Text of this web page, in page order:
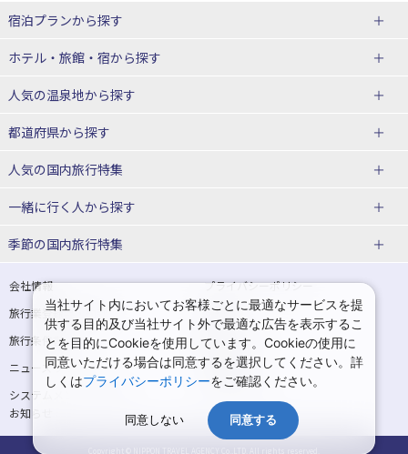
宿泊プランから探す
北海道
東北
青森県
宮城県
山形県
関東
埼玉県 千葉県
茨城県 栃木県
北陸
ホテル・旅館・宿から探す
北海道ホテル・旅館
青森県ホテル・旅館
宮城県ホテル・旅館
山形県ホテル・旅館
東京都ホテル・旅館 神奈川県ホテル・旅館
埼玉県ホテル・旅館 千葉県ホテル・旅館
茨城県ホテル・旅館 栃木県ホテル・旅館
群馬県ホテル・旅館
人気の温泉地から探す
北海道
湯の川温泉(北海道)
十勝川温泉(北海道)
洞爺湖温泉(北海道)
層雲峡温泉(北海道) 知床温泉(北海道)
東北
花巻温泉(岩手) 蔵王温泉(山形)
かみのやま温泉(山形) 鳴子温泉(宮城)
秋保温泉(宮城) 飯坂温泉(福島)
都道府県から探す
北海道旅行・ツアー
東北
青森旅行・ツアー 岩手旅行・ツアー
宮城旅行・ツアー 秋田旅行・ツアー
山形旅行・ツアー 福島旅行・ツアー
東京旅行・ツアー 神奈川旅行・ツアー
人気の国内旅行特集
東京ディズニーリゾート®への旅
ユニバーサル・スタジオ・ジャパ
一緒に行く人から探す
一人旅 国内版
カップル・夫婦旅行 国内版 女子旅 国内版
卒業旅行・学生旅行 国内版
季節の国内旅行特集
桜・お花見特集
ゴールデンウィーク（GW）の国内
旅行
夏休み・お盆の国内旅行 7月の国内旅行
8月の国内旅行 9月の国内旅行
10月の国内旅行 11月の国内旅行
紅葉旅行
会社情報
プライバシーポリシー
旅行業登録票・約款
規約集
旅行条件書
商標について
ニュースリリース
採用情報
システムメンテナンスの
お知らせ
当社サイト内においてお客様ごとに最適なサービスを提
供する目的及び当社サイト外で最適な広告を表示するこ
とを目的にCookieを使用しています。Cookieの使用に
同意いただける場合は同意するを選択してください。詳
しくはプライバシーポリシーをご確認ください。
同意しない 同意する